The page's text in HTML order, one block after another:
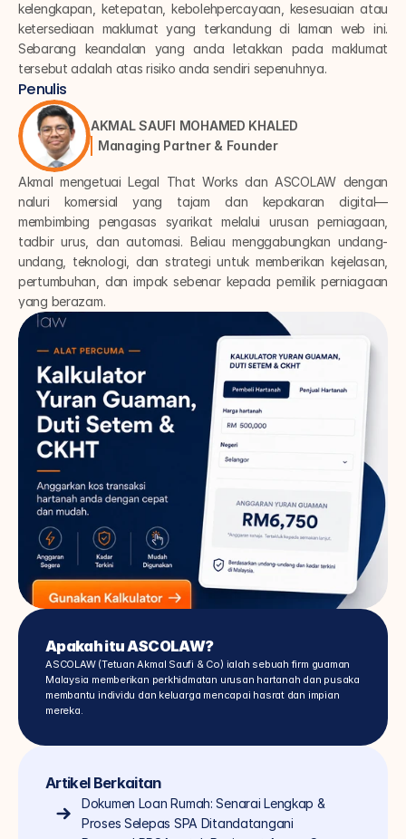
kelengkapan, ketepatan, kebolehpercayaan, kesesuaian atau
ketersediaan maklumat yang terkandung di laman web ini.
Sebarang keandalan yang anda letakkan pada maklumat
tersebut adalah atas risiko anda sendiri sepenuhnya.
Penulis
AKMAL SAUFI MOHAMED KHALED
Managing Partner & Founder
Akmal mengetuai Legal That Works dan ASCOLAW dengan
naluri komersial yang tajam dan kepakaran digital—
membimbing pengasas syarikat melalui urusan perniagaan,
tadbir urus, dan automasi. Beliau menggabungkan undang-
undang, teknologi, dan strategi untuk memberikan kejelasan,
pertumbuhan, dan impak sebenar kepada pemilik perniagaan
yang berazam.
Apakah itu ASCOLAW?
ASCOLAW (Tetuan Akmal Saufi & Co) ialah sebuah firm guaman
Malaysia memberikan perkhidmatan urusan hartanah dan pusaka
membantu individu dan keluarga mencapai hasrat dan impian
mereka.
Artikel Berkaitan
Dokumen Loan Rumah: Senarai Lengkap &
Proses Selepas SPA Ditandatangani